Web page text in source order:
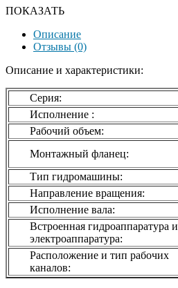
ПОКАЗАТЬ
Описание
Отзывы (0)
Описание и характеристики:
Серия:
Исполнение :
Рабочий объем:
Монтажный фланец:
Тип гидромашины:
Направление вращения:
Исполнение вала:
Встроенная гидроаппаратура и
электроаппаратура:
Расположение и тип рабочих
каналов: